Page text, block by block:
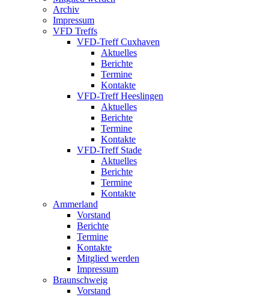
Archiv
Impressum
VFD Treffs
VFD-Treff Cuxhaven
Aktuelles
Berichte
Termine
Kontakte
VFD-Treff Heeslingen
Aktuelles
Berichte
Termine
Kontakte
VFD-Treff Stade
Aktuelles
Berichte
Termine
Kontakte
Ammerland
Vorstand
Berichte
Termine
Kontakte
Mitglied werden
Impressum
Braunschweig
Vorstand